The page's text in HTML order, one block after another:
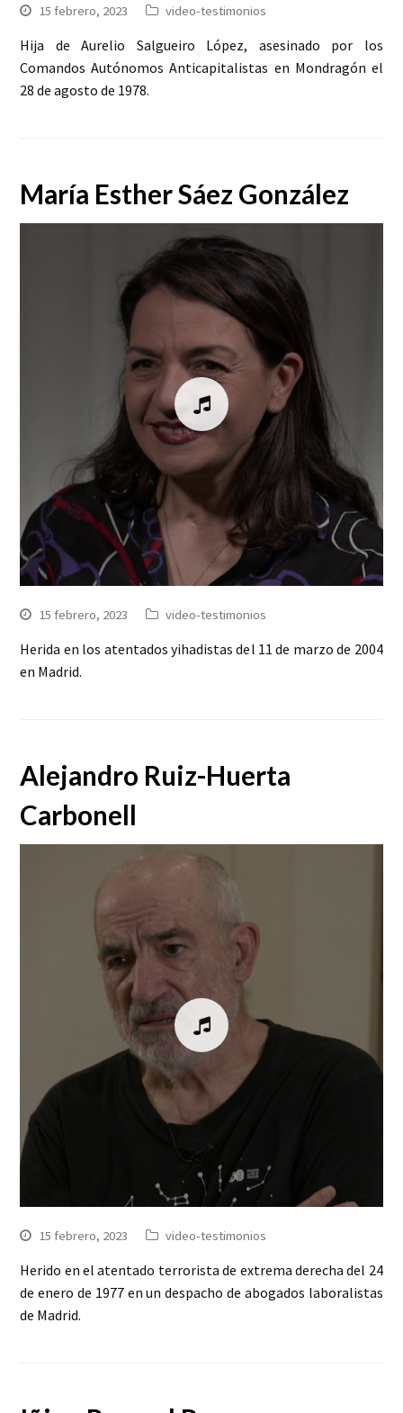
15 febrero, 2023 video-testimonios
Hija de Aurelio Salgueiro López, asesinado por los
Comandos Autónomos Anticapitalistas en Mondragón el
28 de agosto de 1978.
María Esther Sáez González
15 febrero, 2023 video-testimonios
Herida en los atentados yihadistas del 11 de marzo de 2004
en Madrid.
Alejandro Ruiz-Huerta
Carbonell
15 febrero, 2023 video-testimonios
Herido en el atentado terrorista de extrema derecha del 24
de enero de 1977 en un despacho de abogados laboralistas
de Madrid.